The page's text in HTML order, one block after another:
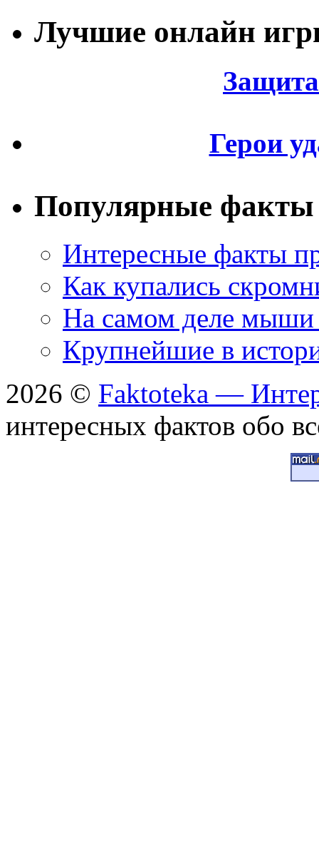
Лучшие онлайн
Герои
Популярные факты
Интересные факты
Как купались
На самом деле мыши
Крупнейшие в
2026 © Faktoteka —
интересных фактов обо